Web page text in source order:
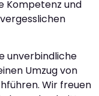
Kompetenz und
unverbindliche
Umzug von
Wir freuen